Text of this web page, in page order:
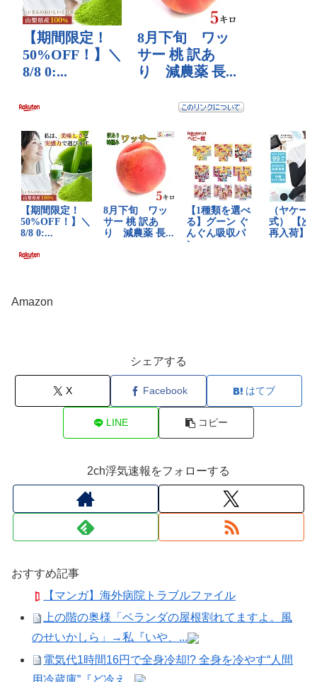
Amazon
シェアする
X Facebook はてブ
LINE コピー
2ch浮気速報をフォローする
おすすめ記事
【マンガ】海外病院トラブルファイル
上の階の奥様「ベランダの屋根割れてますよ。風
のせいかしら」→私『いや、...
電気代1時間16円で全身冷却!? 全身を冷やす“人間
用冷蔵庫”『ど冷え...